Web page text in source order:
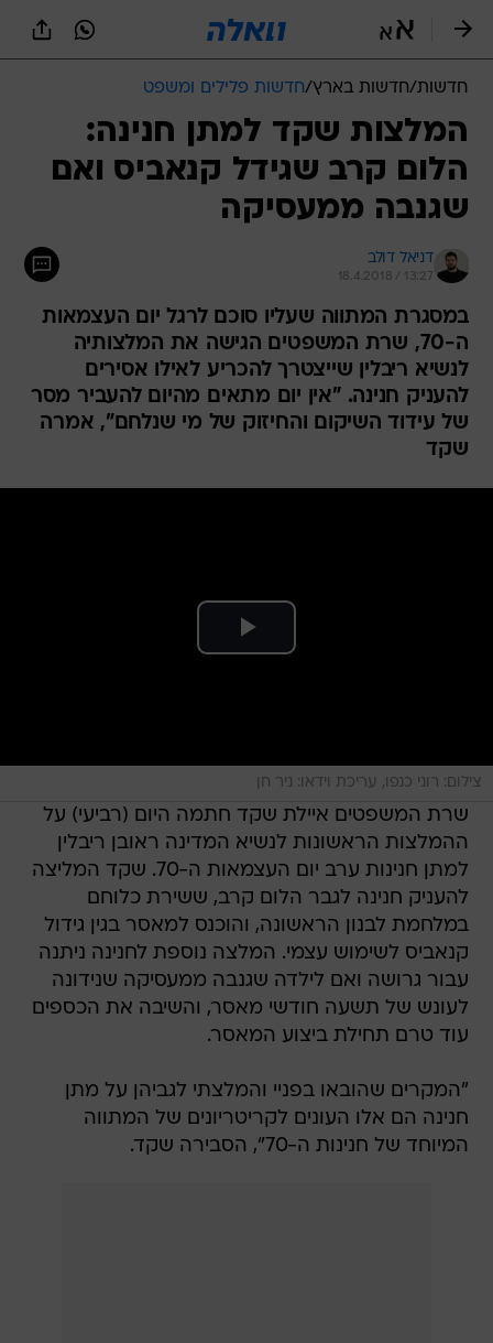
חדשות/חדשות בארץ/חדשות פלילים ומשפט
המלצות שקד למתן חנינה:
הלום קרב שגידל קנאביס ואם
שגנבה ממעסיקה
דניאל דולב
18.4.2018 / 13:27
במסגרת המתווה שעליו סוכם לרגל יום העצמאות
ה-70, שרת המשפטים הגישה את המלצותיה
לנשיא ריבלין שייצטרך להכריע לאילו אסירים
להעניק חנינה. "אין יום מתאים מהיום להעביר מסר
של עידוד השיקום והחיזוק של מי שנלחם", אמרה
שקד
צילום: רוני כנפו, עריכת וידאו: ניר חן
שרת המשפטים איילת שקד חתמה היום (רביעי) על
ההמלצות הראשונות לנשיא המדינה ראובן ריבלין
למתן חנינות ערב יום העצמאות ה-70. שקד המליצה
להעניק חנינה לגבר הלום קרב, ששירת כלוחם
במלחמת לבנון הראשונה, והוכנס למאסר בגין גידול
קנאביס לשימוש עצמי. המלצה נוספת לחנינה ניתנה
עבור גרושה ואם לילדה שגנבה ממעסיקה שנידונה
לעונש של תשעה חודשי מאסר, והשיבה את הכספים
עוד טרם תחילת ביצוע המאסר.
"המקרים שהובאו בפניי והמלצתי לגביהן על מתן
חנינה הם אלו העונים לקריטריונים של המתווה
המיוחד של חנינות ה-70", הסבירה שקד.